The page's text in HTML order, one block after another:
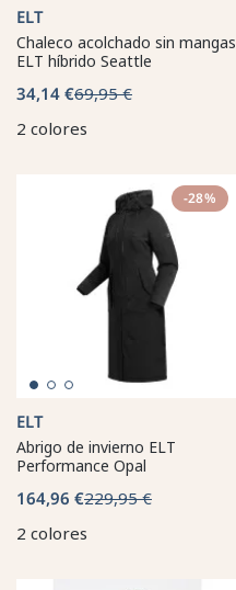
ELT
Chaleco acolchado sin mangas
ELT híbrido Seattle
34,14 €69,95 €
2 colores
-28%
ELT
Abrigo de invierno ELT
Performance Opal
164,96 €229,95 €
2 colores